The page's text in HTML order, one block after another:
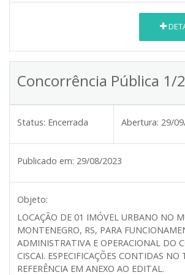
Concorrência Pública 1/
Status: Encerrada Abertura: 29/
Publicado em: 29/08/2023
Objeto:
LOCAÇÃO DE 01 IMÓVEL URBANO NO
MONTENEGRO, RS, PARA
ADMINISTRATIVA E OPERACIONAL DO
CISCAI. ESPECIFICAÇÕES CONTIDAS NO
REFERÊNCIA EM ANEXO AO EDITAL.